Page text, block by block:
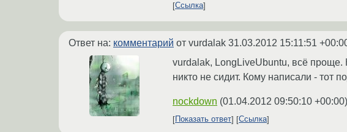
Ссылка
Ответ на: комментарий от vurdalak 31.03.2012 15:11:51
vurdalak, LongLiveUbuntu, всё проще.
никто не сидит. Кому написали - тот
nockdown (01.04.2012 09:50:10 +00:00)
Показать ответ
Ссылка